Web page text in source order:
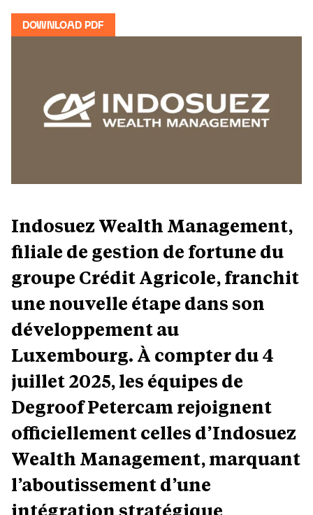
DOWNLOAD PDF
Indosuez Wealth Management,
filiale de gestion de fortune du
groupe Crédit Agricole, franchit
une nouvelle étape dans son
développement au
Luxembourg. À compter du 4
juillet 2025, les équipes de
Degroof Petercam rejoignent
officiellement celles d’Indosuez
Wealth Management, marquant
l’aboutissement d’une
intégration stratégique